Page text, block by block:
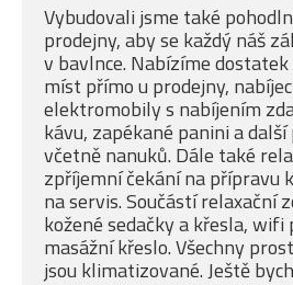
Vybudovali jsme také
prodejny, aby se každý náš
v bavlnce. Nabízíme
míst přímo u prodejny,
elektromobily s nabíjením
kávu, zapékané panini a
včetně nanuků. Dále také
zpříjemní čekání na přípravu
na servis. Součástí relaxační
kožené sedačky a křesla,
masážní křeslo. Všechny
jsou klimatizované. Ještě